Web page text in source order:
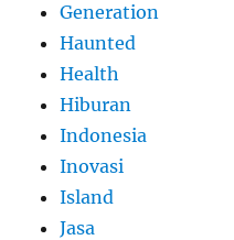
Generation
Haunted
Health
Hiburan
Indonesia
Inovasi
Island
Jasa